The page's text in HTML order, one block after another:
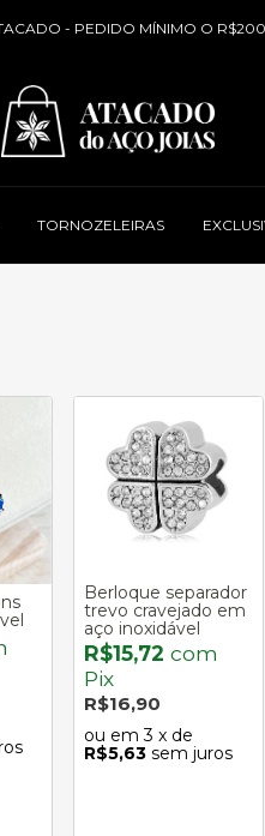
- PEDIDO MÍNIMO O
TORNOZELEIRAS
Berloque separador
trevo cravejado em
aço inoxidável
R$15,72com
Pix
R$16,90
3 x de
R$5,63 sem juros